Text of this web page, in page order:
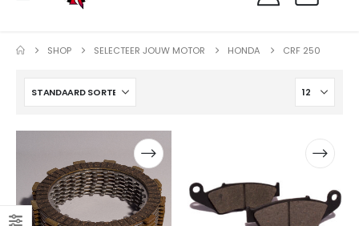
SHOP SELECTEER JOUW MOTOR HONDA CRF 250